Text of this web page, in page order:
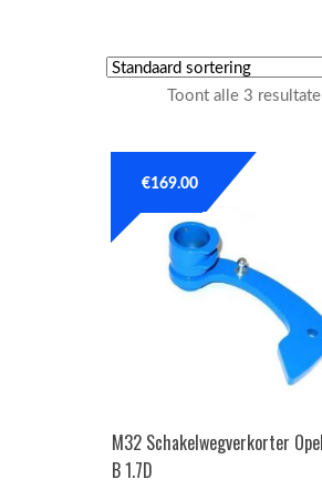
Tuning parts
OPC Line
Inloggen / Registreren
Toont alle 3
M32 Schakelwegverkorter
B 1.7D
€169.00